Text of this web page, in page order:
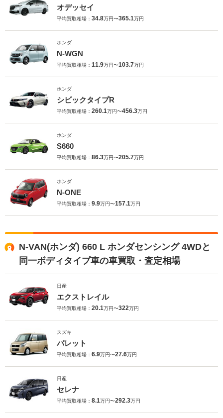
オデッセイ
平均買取相場： 34.8万円〜365.1万円
ホンダ
N-WGN
平均買取相場： 11.9万円〜103.7万円
ホンダ
シビックタイプR
平均買取相場： 260.1万円〜456.3万円
ホンダ
S660
平均買取相場： 86.3万円〜205.7万円
ホンダ
N-ONE
平均買取相場： 9.9万円〜157.1万円
N-VAN(ホンダ) 660 L ホンダセンシング 4WDと
同一ボディタイプ車の車買取・査定相場
日産
エクストレイル
平均買取相場： 20.1万円〜322万円
スズキ
パレット
平均買取相場： 6.9万円〜27.6万円
日産
セレナ
平均買取相場： 8.1万円〜292.3万円